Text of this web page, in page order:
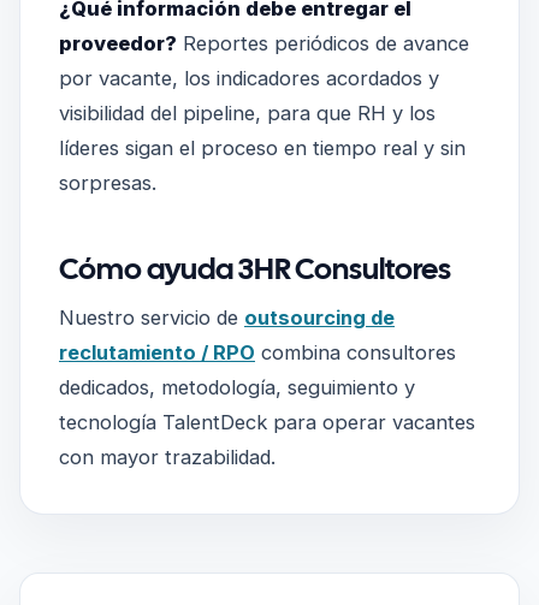
¿Qué información debe entregar el
proveedor? Reportes periódicos de avance
por vacante, los indicadores acordados y
visibilidad del pipeline, para que RH y los
líderes sigan el proceso en tiempo real y sin
sorpresas.
Cómo ayuda 3HR Consultores
Nuestro servicio de outsourcing de
reclutamiento / RPO combina consultores
dedicados, metodología, seguimiento y
tecnología TalentDeck para operar vacantes
con mayor trazabilidad.